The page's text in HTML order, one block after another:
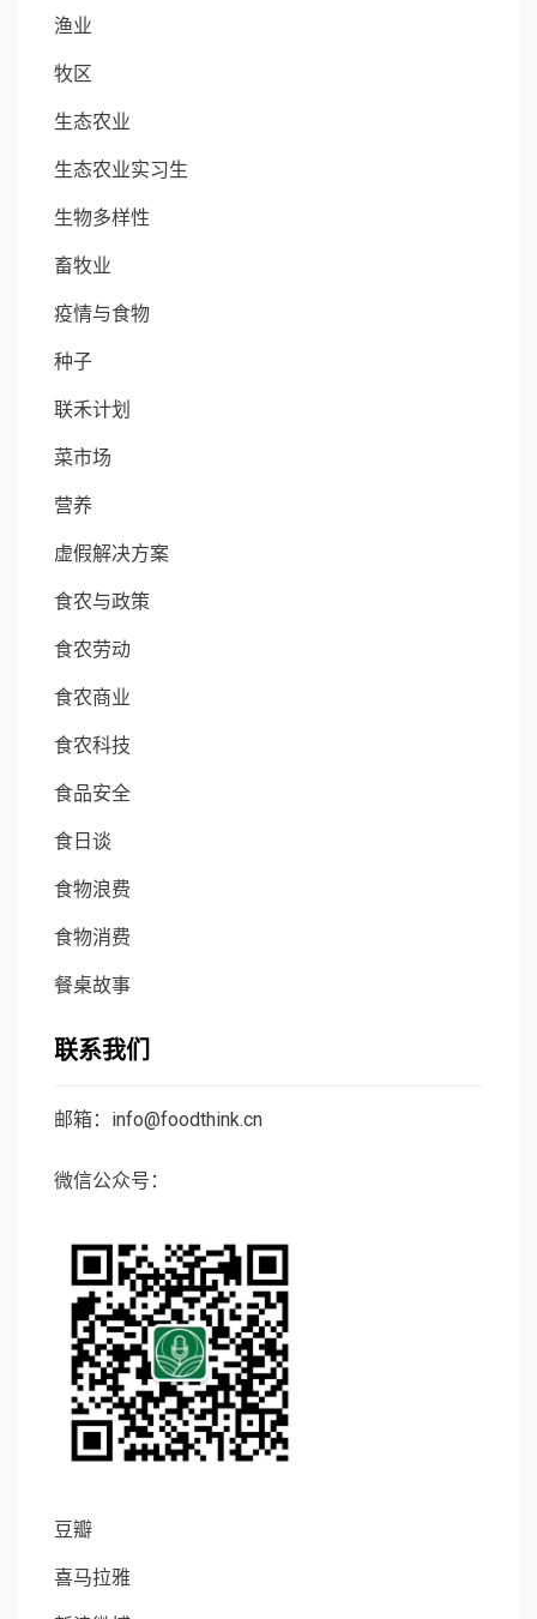
渔业
牧区
生态农业
生态农业实习生
生物多样性
畜牧业
疫情与食物
种子
联禾计划
菜市场
营养
虚假解决方案
食农与政策
食农劳动
食农商业
食农科技
食品安全
食日谈
食物浪费
食物消费
餐桌故事
联系我们
邮箱：info@foodthink.cn
微信公众号：
豆瓣
喜马拉雅